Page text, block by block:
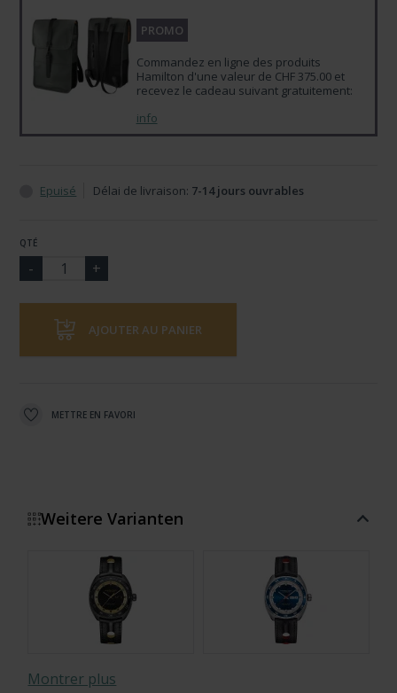
PROMO
Commandez en ligne des produits
Hamilton d'une valeur de CHF 375.00 et
recevez le cadeau suivant gratuitement:
info
Epuisé Délai de livraison: 7-14 jours ouvrables
QTÉ
AJOUTER AU PANIER
METTRE EN FAVORI
Weitere Varianten
Montrer plus